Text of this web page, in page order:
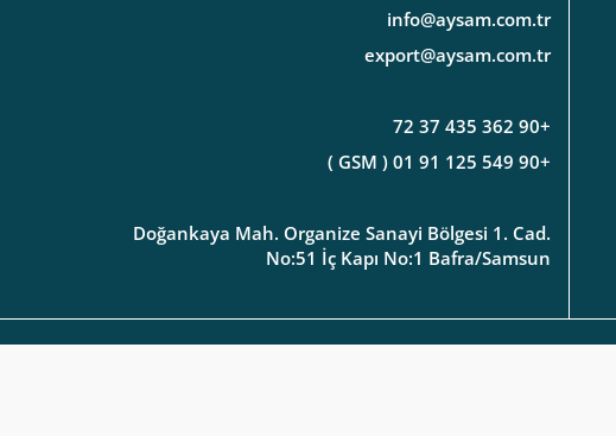
info@aysam.com.tr
export@aysam.com.tr
+90 362 435 37 72
+90 549 125 91 01 ( GSM )
Doğankaya Mah. Organize Sanayi Bölgesi 1. Cad.
No:51 İç Kapı No:1 Bafra/Samsun